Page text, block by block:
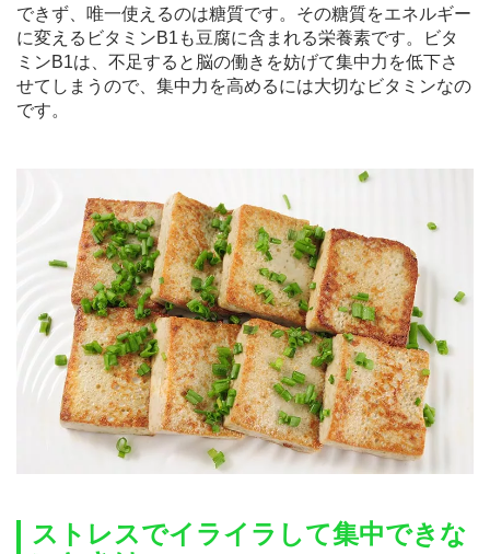
できず、唯一使えるのは糖質です。その糖質をエネルギー
に変えるビタミンB1も豆腐に含まれる栄養素です。ビタ
ミンB1は、不足すると脳の働きを妨げて集中力を低下さ
せてしまうので、集中力を高めるには大切なビタミンなの
です。
ストレスでイライラして集中できな